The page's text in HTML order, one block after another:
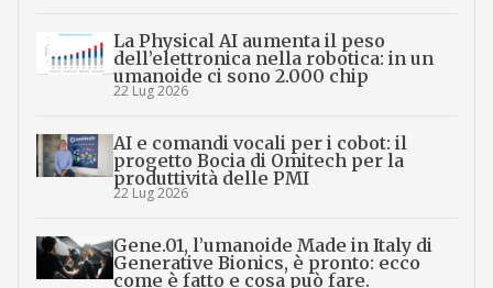
La Physical AI aumenta il peso
dell’elettronica nella robotica: in un
umanoide ci sono 2.000 chip
22 Lug 2026
AI e comandi vocali per i cobot: il
progetto Bocia di Omitech per la
produttività delle PMI
22 Lug 2026
Gene.01, l’umanoide Made in Italy di
Generative Bionics, è pronto: ecco
come è fatto e cosa può fare.